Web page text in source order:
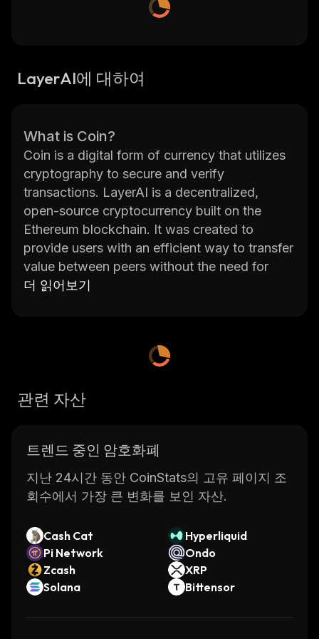
LayerAI에 대하여
What is Coin?
Coin is a digital form of currency that utilizes
cryptography to secure and verify
transactions. LayerAI is a decentralized,
open-source cryptocurrency built on the
Ethereum blockchain. It was created to
provide users with an efficient way to transfer
value between peers without the need for
intermediaries or third-party services. LayerAI
and low fees, making it ideal for everyday
platform, allowing them to create
decentralized applications (dApps) on top of
the LayerAI blockchain. Additionally, LayerAI
has implemented several privacy features
such as RingCT and Bulletproofs which help
protect user data.
The LayerAI team is committed to creating an
ecosystem that supports innovation and
encourages collaboration between
developers, businesses, and users. They are
더 읽어보기
관련 자산
트렌드 중인 암호화폐
지난 24시간 동안 CoinStats의 고유 페이지 조
회수에서 가장 큰 변화를 보인 자산.
Cash Cat
Hyperliquid
Pi Network
Ondo
Zcash
XRP
Solana
Bittensor